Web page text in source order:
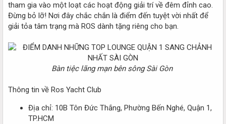
tham gia vào một loạt các hoạt động giải trí về đêm đỉnh cao.
Đừng bỏ lỡ! Nơi đây chắc chắn là điểm đến tuyệt vời nhất để
giải tỏa tâm trạng mà ROS dành tặng riêng cho bạn.
Bàn tiệc lãng mạn bên sông Sài Gòn
Thông tin về Ros Yacht Club
Địa chỉ: 10B Tôn Đức Thắng, Phường Bến Nghé, Quận 1,
TP.HCM